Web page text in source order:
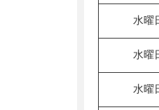
水曜
水曜
水曜